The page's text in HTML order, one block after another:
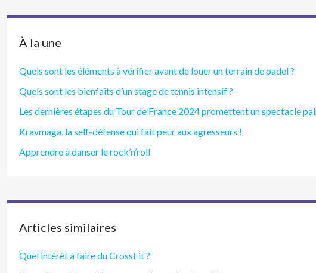
À la une
Quels sont les éléments à vérifier avant de louer un terrain de padel ?
Quels sont les bienfaits d’un stage de tennis intensif ?
Les dernières étapes du Tour de France 2024 promettent un spectacle
Kravmaga, la self-défense qui fait peur aux agresseurs !
Apprendre à danser le rock’n’roll
Articles similaires
Quel intérêt à faire du CrossFit ?